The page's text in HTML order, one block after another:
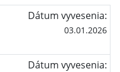
Dátum vyvesenia:
03.01.2026
Dátum vyvesenia: